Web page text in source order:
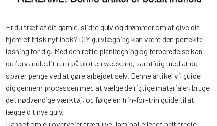
Er du træt af dit gamle, slidte gulv og drømmer om at give dit
hjem et frisk nyt look? DIY gulvlægning kan være den perfekte
løsning for dig. Med den rette planlægning og forberedelse kan
du forvandle dit rum på blot en weekend, samtidig med at du
sparer penge ved at gøre arbejdet selv. Denne artikel vil guide
dig gennem processen med at vælge de rigtige materialer, bruge
det nødvendige værktøj, og følge en trin-for-trin guide til at
lægge dit nye gulv.
Uanset om du overvejer trægulve, laminat eller et helt tredje